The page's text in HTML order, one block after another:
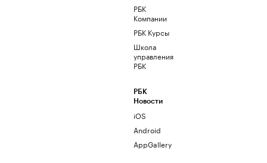
РБК
Компании
РБК Курсы
Школа
управления
РБК
РБК
Новости
iOS
Android
AppGallery